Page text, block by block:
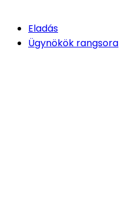
Eladás
Ügynökök rangsora